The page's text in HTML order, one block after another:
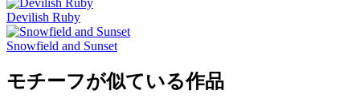
Devilish Ruby
Snowfield and Sunset
モチーフが似ている作品